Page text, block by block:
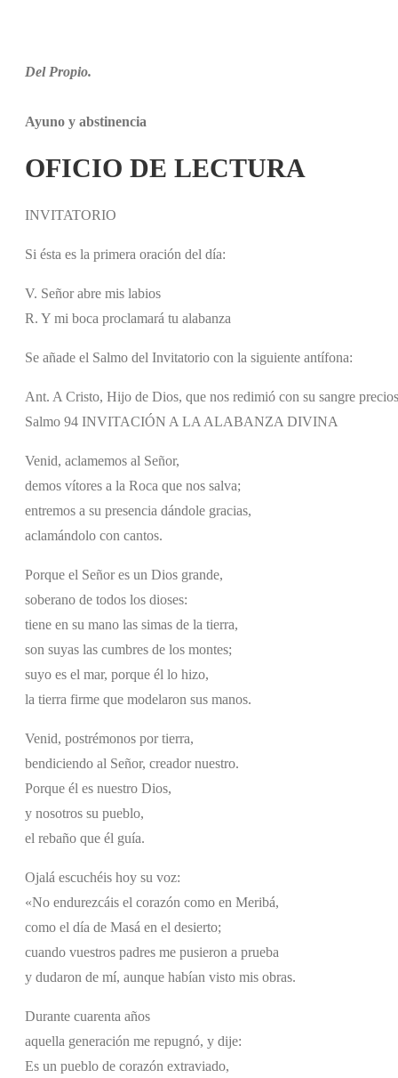
Del Propio.
Ayuno y abstinencia
OFICIO DE LECTURA
INVITATORIO
Si ésta es la primera oración del día:
V. Señor abre mis labios
R. Y mi boca proclamará tu alabanza
Se añade el Salmo del Invitatorio con la siguiente antífona:
Ant. A Cristo, Hijo de Dios, que nos redimió con su sangre
Salmo 94 INVITACIÓN A LA ALABANZA DIVINA
Venid, aclamemos al Señor,
demos vítores a la Roca que nos salva;
entremos a su presencia dándole gracias,
aclamándolo con cantos.
Porque el Señor es un Dios grande,
soberano de todos los dioses:
tiene en su mano las simas de la tierra,
son suyas las cumbres de los montes;
suyo es el mar, porque él lo hizo,
la tierra firme que modelaron sus manos.
Venid, postrémonos por tierra,
bendiciendo al Señor, creador nuestro.
Porque él es nuestro Dios,
y nosotros su pueblo,
el rebaño que él guía.
Ojalá escuchéis hoy su voz:
«No endurezcáis el corazón como en Meribá,
como el día de Masá en el desierto;
cuando vuestros padres me pusieron a prueba
y dudaron de mí, aunque habían visto mis obras.
Durante cuarenta años
aquella generación me repugnó, y dije:
Es un pueblo de corazón extraviado,